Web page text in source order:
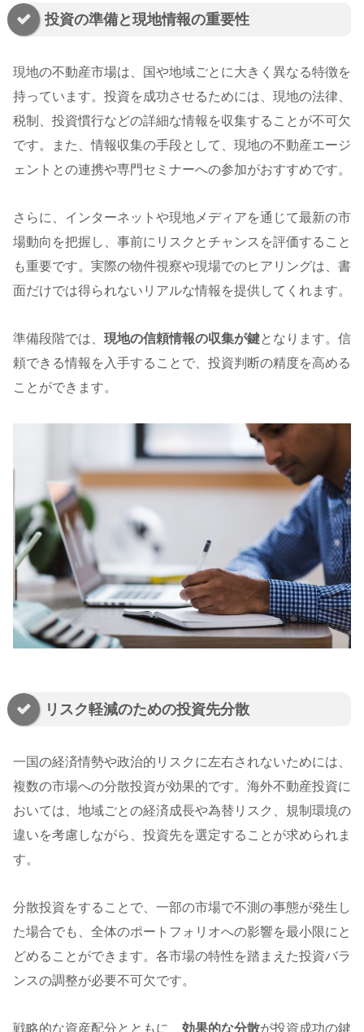
投資の準備と現地情報の重要性
現地の不動産市場は、国や地域ごとに大きく異なる特徴を
持っています。投資を成功させるためには、現地の法律、
税制、投資慣行などの詳細な情報を収集することが不可欠
です。また、情報収集の手段として、現地の不動産エージ
ェントとの連携や専門セミナーへの参加がおすすめです。
さらに、インターネットや現地メディアを通じて最新の市
場動向を把握し、事前にリスクとチャンスを評価すること
も重要です。実際の物件視察や現場でのヒアリングは、書
面だけでは得られないリアルな情報を提供してくれます。
準備段階では、 現地の信頼情報の収集が鍵となります。信
頼できる情報を入手することで、投資判断の精度を高める
ことができます。
リスク軽減のための投資先分散
一国の経済情勢や政治的リスクに左右されないためには、
複数の市場への分散投資が効果的です。海外不動産投資に
おいては、地域ごとの経済成長や為替リスク、規制環境の
違いを考慮しながら、投資先を選定することが求められま
す。
分散投資をすることで、一部の市場で不測の事態が発生し
た場合でも、全体のポートフォリオへの影響を最小限にと
どめることができます。各市場の特性を踏まえた投資バラ
ンスの調整が必要不可欠です。
戦略的な資産配分とともに、 効果的な分散が投資成功の鍵